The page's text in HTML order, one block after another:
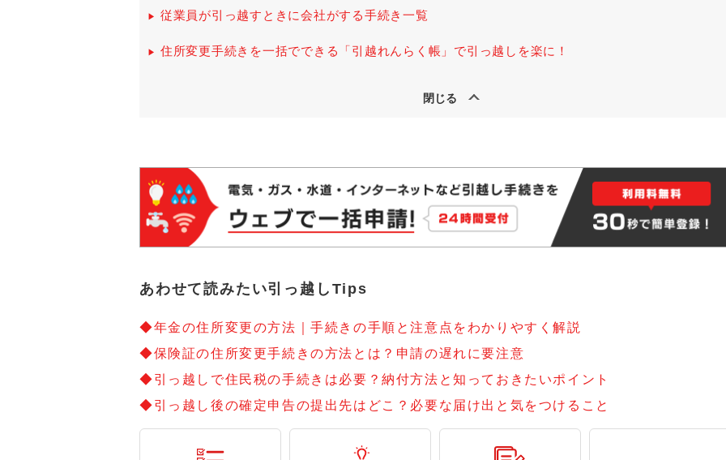
従業員が引っ越すときに会社がする手続き一覧
住所変更手続きを一括でできる「引越れんらく帳」で引っ越しを楽に！
あわせて読みたい引っ越しTips
◆年金の住所変更の方法｜手続きの手順と注意点をわかりやすく解説
◆保険証の住所変更手続きの方法とは？申請の遅れに要注意
◆引っ越しで住民税の手続きは必要？納付方法と知っておきたいポイント
◆引っ越し後の確定申告の提出先はどこ？必要な届け出と気をつけること